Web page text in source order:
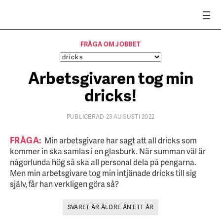
FRÅGA OM JOBBET
Arbetsgivaren tog min
dricks!
PUBLICERAD 23 AUGUSTI 2022
FRÅGA: Min arbetsgivare har sagt att all dricks som
kommer in ska samlas i en glasburk. När summan väl är
någorlunda hög så ska all personal dela på pengarna.
Men min arbets­givare tog min intjänade dricks till sig
själv, får han verkligen göra så?
SVARET ÄR ÄLDRE ÄN ETT ÅR